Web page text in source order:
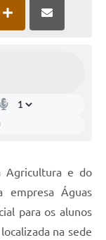
Agricultura e do
empresa Águas
para os alunos
na sede